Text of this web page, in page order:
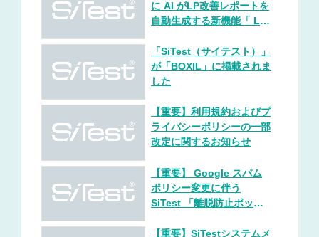
に AI がLP改善レポートを
自動生成する新機能「 LP
リリース記念で AI クレジ
ットを増量
「SiTest（サイテスト）」
が「BOXIL」に掲載されま
した
【重要】利用規約およびプ
ライバシーポリシーの一部
改定に関するお知らせ
【重要】 Google スパム
ポリシー変更に伴う
SiTest 「離脱防止ポップ
推奨と代替機能のご案内
【重要】SiTestシステムメ